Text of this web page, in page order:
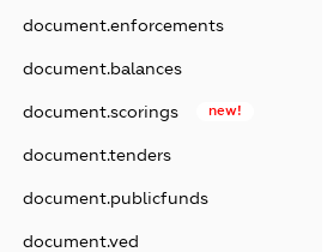
document.enforcements
document.balances
document.scorings new!
document.tenders
document.publicfunds
document.ved